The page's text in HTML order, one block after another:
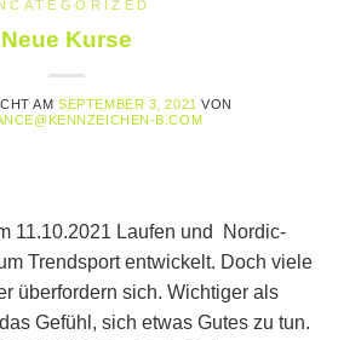
Neue Kurse
AMSEPTEMBER 3, 2021 VON
B.COM
11.10.2021 Laufen und Nordic-
Trendsport entwickelt. Doch viele
überfordern sich. Wichtiger als
Gefühl, sich etwas Gutes zu tun.